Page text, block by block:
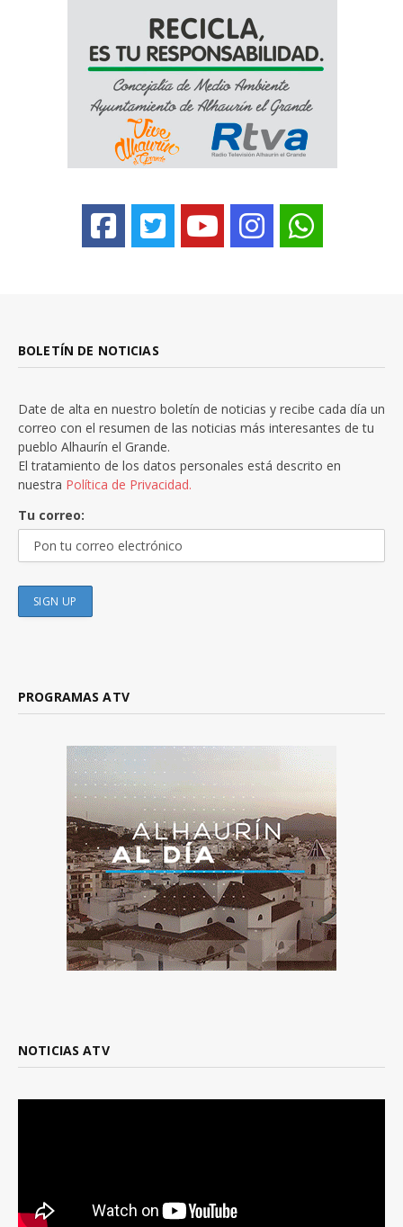
BOLETÍN DE NOTICIAS
Date de alta en nuestro boletín de noticias y recibe cada día un
correo con el resumen de las noticias más interesantes de tu
pueblo Alhaurín el Grande.
El tratamiento de los datos personales está descrito en
nuestra Política de Privacidad.
Tu correo:
PROGRAMAS ATV
NOTICIAS ATV